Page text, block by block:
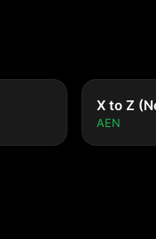
X to Z
AEN